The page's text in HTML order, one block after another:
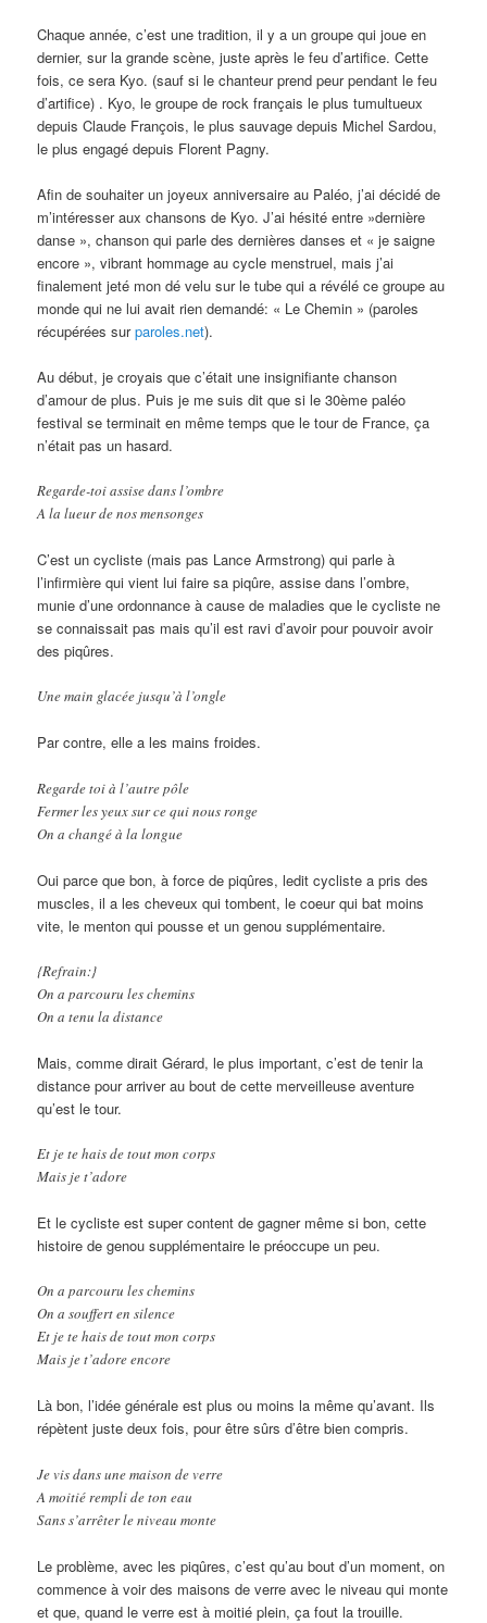
Chaque année, c’est une tradition, il y a un groupe qui joue en
dernier, sur la grande scène, juste après le feu d’artifice. Cette
fois, ce sera Kyo. (sauf si le chanteur prend peur pendant le feu
d’artifice) . Kyo, le groupe de rock français le plus tumultueux
depuis Claude François, le plus sauvage depuis Michel Sardou,
le plus engagé depuis Florent Pagny.
Afin de souhaiter un joyeux anniversaire au Paléo, j’ai décidé de
m’intéresser aux chansons de Kyo. J’ai hésité entre »dernière
danse », chanson qui parle des dernières danses et « je saigne
encore », vibrant hommage au cycle menstruel, mais j’ai
finalement jeté mon dé velu sur le tube qui a révélé ce groupe au
monde qui ne lui avait rien demandé: « Le Chemin » (paroles
récupérées surparoles.net).
Au début, je croyais que c’était une insignifiante chanson
d’amour de plus. Puis je me suis dit que si le 30ème paléo
festival se terminait en même temps que le tour de France, ça
n’était pas un hasard.
Regarde-toi assise dans l’ombre
A la lueur de nos mensonges
C’est un cycliste (mais pas Lance Armstrong) qui parle à
l’infirmière qui vient lui faire sa piqûre, assise dans l’ombre,
munie d’une ordonnance à cause de maladies que le cycliste ne
se connaissait pas mais qu’il est ravi d’avoir pour pouvoir avoir
des piqûres.
Une main glacée jusqu’à l’ongle
Par contre, elle a les mains froides.
Regarde toi à l’autre pôle
Fermer les yeux sur ce qui nous ronge
On a changé à la longue
Oui parce que bon, à force de piqûres, ledit cycliste a pris des
muscles, il a les cheveux qui tombent, le coeur qui bat moins
vite, le menton qui pousse et un genou supplémentaire.
{Refrain:}
On a parcouru les chemins
On a tenu la distance
Mais, comme dirait Gérard, le plus important, c’est de tenir la
distance pour arriver au bout de cette merveilleuse aventure
qu’est le tour.
Et je te hais de tout mon corps
Mais je t’adore
Et le cycliste est super content de gagner même si bon, cette
histoire de genou supplémentaire le préoccupe un peu.
On a parcouru les chemins
On a souffert en silence
Et je te hais de tout mon corps
Mais je t’adore encore
Là bon, l’idée générale est plus ou moins la même qu’avant. Ils
répètent juste deux fois, pour être sûrs d’être bien compris.
Je vis dans une maison de verre
A moitié rempli de ton eau
Sans s’arrêter le niveau monte
Le problème, avec les piqûres, c’est qu’au bout d’un moment, on
commence à voir des maisons de verre avec le niveau qui monte
et que, quand le verre est à moitié plein, ça fout la trouille.